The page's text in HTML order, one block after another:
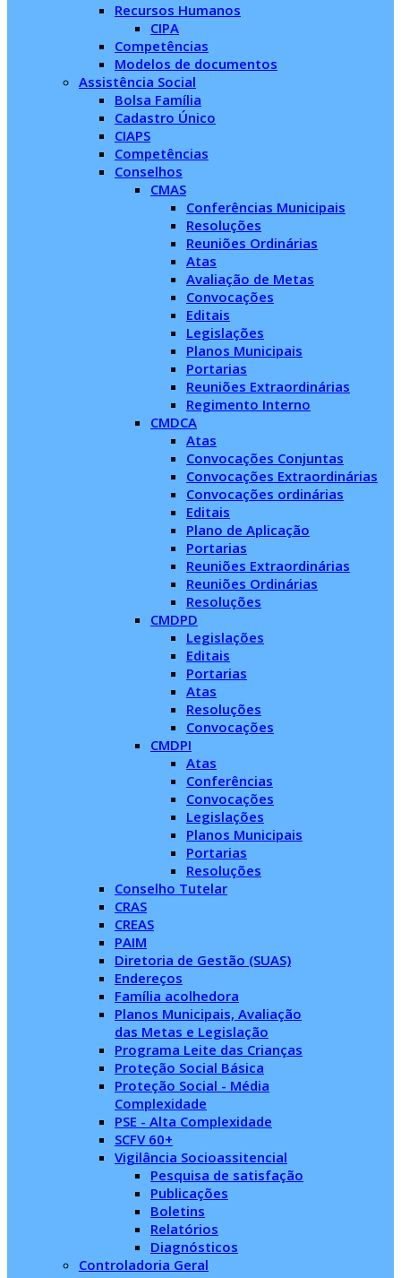
Recursos Humanos
CIPA
Competências
Modelos de documentos
Assistência Social
Bolsa Família
Cadastro Único
CIAPS
Competências
Conselhos
CMAS
Conferências Municipais
Resoluções
Reuniões Ordinárias
Atas
Avaliação de Metas
Convocações
Editais
Legislações
Planos Municipais
Portarias
Reuniões Extraordinárias
Regimento Interno
CMDCA
Atas
Convocações Conjuntas
Convocações Extraordinárias
Convocações ordinárias
Editais
Plano de Aplicação
Portarias
Reuniões Extraordinárias
Reuniões Ordinárias
Resoluções
CMDPD
Legislações
Editais
Portarias
Atas
Resoluções
Convocações
CMDPI
Atas
Conferências
Convocações
Legislações
Planos Municipais
Portarias
Resoluções
Conselho Tutelar
CRAS
CREAS
PAIM
Diretoria de Gestão (SUAS)
Endereços
Família acolhedora
Planos Municipais, Avaliação
das Metas e Legislação
Programa Leite das Crianças
Proteção Social Básica
Proteção Social - Média
Complexidade
PSE - Alta Complexidade
SCFV 60+
Vigilância Socioassitencial
Pesquisa de satisfação
Publicações
Boletins
Relatórios
Diagnósticos
Controladoria Geral